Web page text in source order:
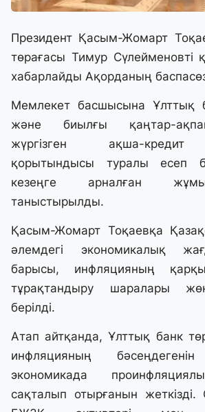
Президент Қасым-Жомарт
төрағасы Тимур Сүлейменовті
хабарлайды Ақорданың
Мемлекет басшысына Ұлттық
және биылғы қаңтар-
жүргізген ақша-кредит
қорытындысы туралы есеп
кезеңге арналған
таныстырылды.
Қасым-Жомарт Тоқаевқа
әлемдегі экономикалық
барысы, инфляцияның
тұрақтандыру шаралары
берілді.
Атап айтқанда, Ұлттық банк
инфляцияның
экономикада
сақталып отырғанын